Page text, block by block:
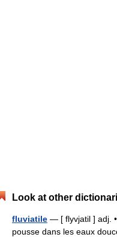
Look at other
fluviatile — [ flyvjatil ] adj.
pousse dans les eaux